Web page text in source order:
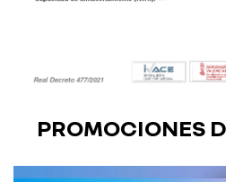
PROMOCIONES